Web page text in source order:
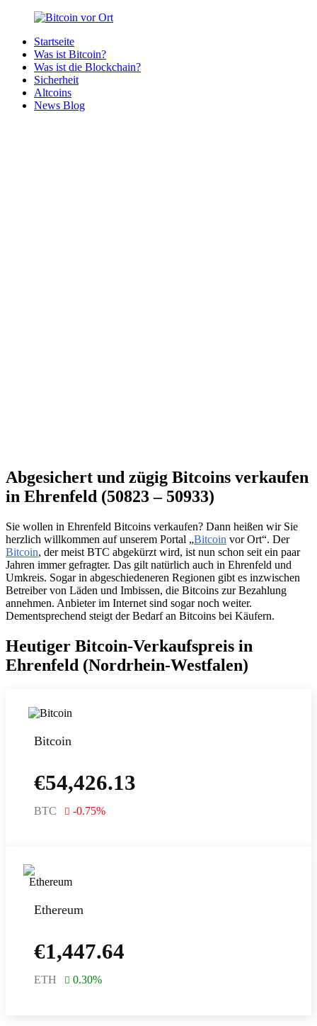
Zurück
Inhalt
Bitcoin
Bitcoins
deiner
Region
Startseite
Was ist Bitcoin?
Was ist die Blockchain?
Sicherheit
Altcoins
News Blog
Abgesichert und zügig Bitcoins verkaufen
in Ehrenfeld (50823 – 50933)
Sie wollen in Ehrenfeld Bitcoins verkaufen? Dann heißen wir Sie
herzlich willkommen auf unserem Portal „Bitcoin vor Ort“. Der
Bitcoin, der meist BTC abgekürzt wird, ist nun schon seit ein paar
Jahren immer gefragter. Das gilt natürlich auch in Ehrenfeld und
Umkreis. Sogar in abgeschiedeneren Regionen gibt es inzwischen
Betreiber von Läden und Imbissen, die Bitcoins zur Bezahlung
annehmen. Anbieter im Internet sind sogar noch weiter.
Dementsprechend steigt der Bedarf an Bitcoins bei Käufern.
Heutiger Bitcoin-Verkaufspreis in
Ehrenfeld (Nordrhein-Westfalen)
Bitcoin
€54,426.13
BTC -0.75%
Ethereum
€1,447.64
ETH 0.30%